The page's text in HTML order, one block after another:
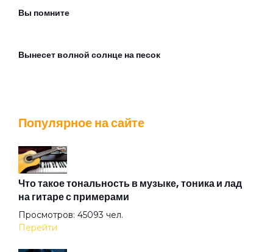
Вы помните
Вынесет волной солнце на песок
Грачи
Двое
Популярное на сайте
Что такое тональность в музыке, тоника и лад
на гитаре с примерами
Просмотров: 45093 чел.
Перейти